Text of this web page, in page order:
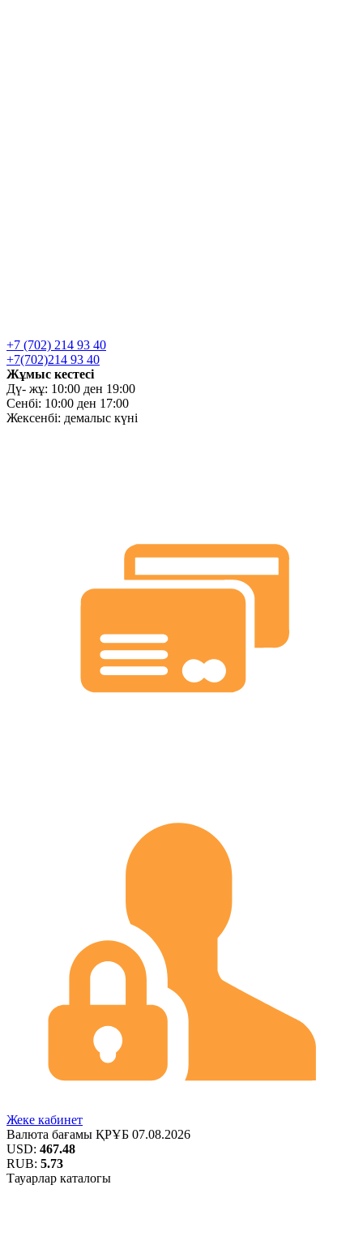
+7 (702) 214 93 40
+7(702)214 93 40
Жұмыс кестесі
Дү- жұ: 10:00 ден 19:00
Сенбі: 10:00 ден 17:00
Жексенбі: демалыс күні
Жеке кабинет
Валюта бағамы ҚРҰБ 07.08.2026
USD: 467.48
RUB: 5.73
Тауарлар каталогы